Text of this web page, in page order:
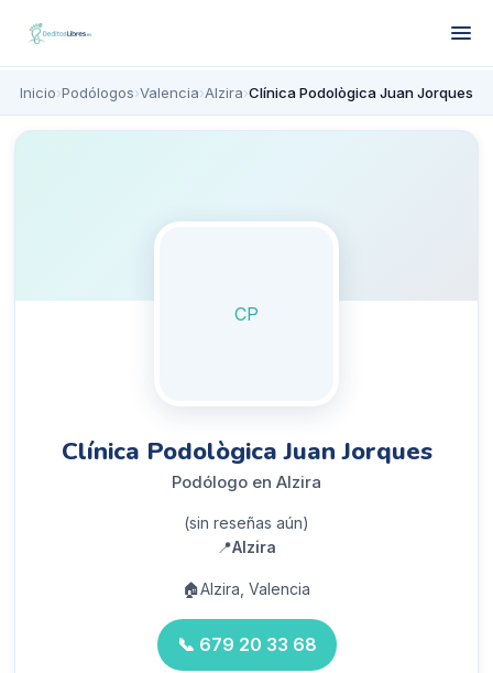
Inicio›Podólogos›Valencia›Alzira›Clínica Podològica Juan Jorques
CP
Clínica Podològica Juan Jorques
Podólogo en Alzira
(sin reseñas aún)
📍Alzira
🏠Alzira, Valencia
📞 679 20 33 68